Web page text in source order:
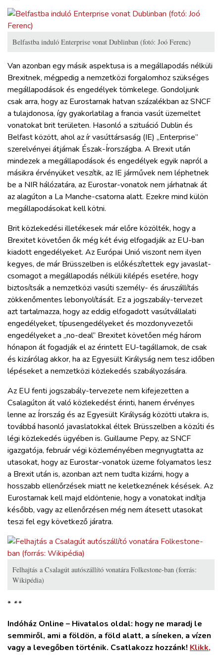
Belfastba induló Enterprise vonat Dublinban (fotó: Joó Ferenc)
Van azonban egy másik aspektusa is a megállapodás nélküli
Brexitnek, mégpedig a nemzetközi forgalomhoz szükséges
megállapodások és engedélyek tömkelege. Gondoljunk
csak arra, hogy az Eurostarnak hatvan százalékban az SNCF
a tulajdonosa, így gyakorlatilag a francia vasút üzemeltet
vonatokat brit területen. Hasonló a szituáció Dublin és
Belfast között, ahol az ír vasúttársaság (IE) „Enterprise”
szerelvényei átjárnak Észak-Írországba. A Brexit után
mindezek a megállapodások és engedélyek egyik napról a
másikra érvényüket veszítik, az IE járművek nem léphetnek
be a NIR hálózatára, az Eurostar-vonatok nem járhatnak át
az alagúton a La Manche-csatorna alatt. Ezekre mind külön
megállapodásokat kell kötni.
Brit közlekedési illetékesek már előre közölték, hogy a
Brexitet követően ők még két évig elfogadják az EU-ban
kiadott engedélyeket. Az Európai Unió viszont nem ilyen
kegyes, de már Brüsszelben is előkészítettek egy javaslat-
csomagot a megállapodás nélküli kilépés esetére, hogy
biztosítsák a nemzetközi vasúti személy- és áruszállítás
zökkenőmentes lebonyolítását. Ez a jogszabály-tervezet
azt tartalmazza, hogy az eddig elfogadott vasútvállalati
engedélyeket, típusengedélyeket és mozdonyvezetői
engedélyeket a „no-deal” Brexitet követően még három
hónapon át fogadják el az érintett EU-tagállamok, de csak
és kizárólag akkor, ha az Egyesült Királyság nem tesz időben
lépéseket a nemzetközi közlekedés szabályozására.
Az EU fenti jogszabály-tervezete nem kifejezetten a
Csalagúton át való közlekedést érinti, hanem érvényes
lenne az Írország és az Egyesült Királyság közötti utakra is,
továbbá hasonló javaslatokkal éltek Brüsszelben a közúti és
légi közlekedés ügyében is. Guillaume Pepy, az SNCF
igazgatója, február végi közleményében megnyugtatta az
utasokat, hogy az Eurostar-vonatok üzeme folyamatos lesz
a Brexit után is, azonban azt nem tudta kizárni, hogy a
hosszabb ellenőrzések miatt ne keletkeznének késések. Az
Eurostarnak kell majd eldöntenie, hogy a vonatokat indítja
később, vagy az ellenőrzésen még nem átesett utasokat
teszi fel egy következő járatra.
Felhajtás a Csalagút autószállító vonatára Folkestone-ban (forrás:
Wikipédia)
* **
Indóház Online – Hivatalos oldal: hogy ne maradj le
semmiről, ami a földön, a föld alatt, a síneken, a vízen
vagy a levegőben történik. Csatlakozz hozzánk! Klikk,